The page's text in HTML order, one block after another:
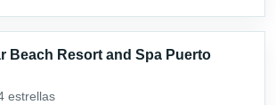
Beach Resort and Spa Puerto
estrellas